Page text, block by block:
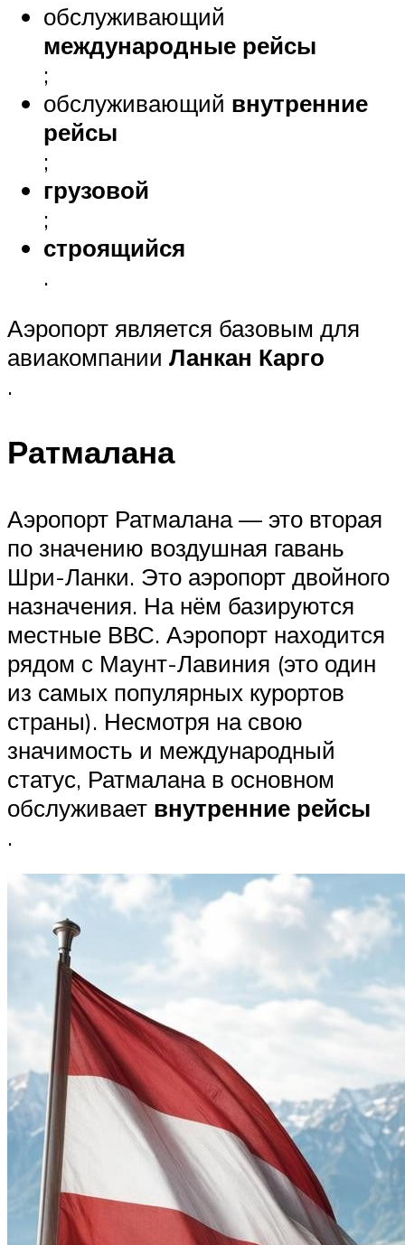
обслуживающий
международные рейсы
;
обслуживающий внутренние
рейсы
;
грузовой
;
строящийся
.
Аэропорт является базовым для
авиакомпании Ланкан Карго
.
Ратмалана
Аэропорт Ратмалана — это вторая
по значению воздушная гавань
Шри-Ланки. Это аэропорт двойного
назначения. На нём базируются
местные ВВС. Аэропорт находится
рядом с Маунт-Лавиния (это один
из самых популярных курортов
страны). Несмотря на свою
значимость и международный
статус, Ратмалана в основном
обслуживает внутренние рейсы
.